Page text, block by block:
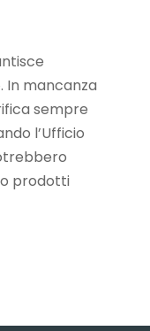
In mancanza
sempre
l’Ufficio
prodotti